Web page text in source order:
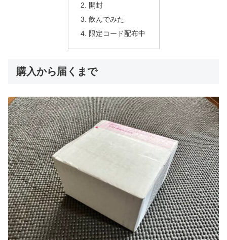
開封
飲んでみた
限定コード配布中
購入から届くまで